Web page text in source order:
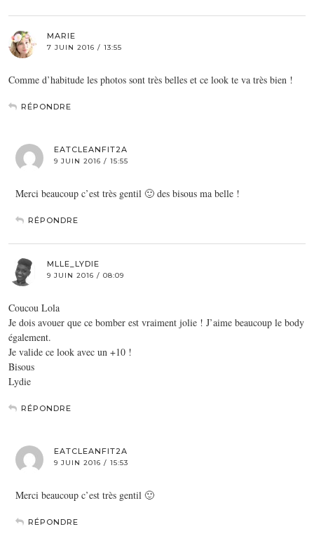
MARIE
7 JUIN 2016 / 13:55
Comme d’habitude les photos sont très belles et ce look te va très bien !
RÉPONDRE
EATCLEANFIT2A
9 JUIN 2016 / 15:55
Merci beaucoup c’est très gentil 🙂 des bisous ma belle !
RÉPONDRE
MLLE_LYDIE
9 JUIN 2016 / 08:09
Coucou Lola
Je dois avouer que ce bomber est vraiment jolie ! J’aime beaucoup le body
également.
Je valide ce look avec un +10 !
Bisous
Lydie
RÉPONDRE
EATCLEANFIT2A
9 JUIN 2016 / 15:53
Merci beaucoup c’est très gentil 🙂
RÉPONDRE